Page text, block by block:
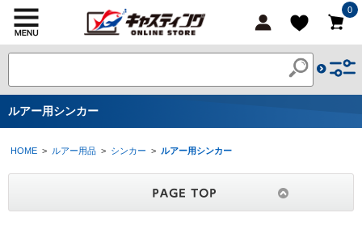
0
ルアー用シンカー
HOME > ルアー用品 > シンカー > ルアー用シンカー